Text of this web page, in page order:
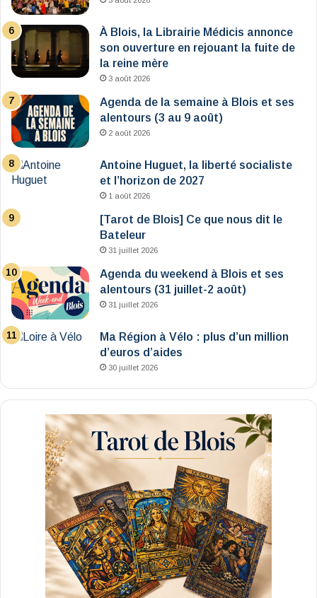
À Blois, la Librairie Médicis annonce
son ouverture en rejouant la fuite de
la reine mère
3 août 2026
Agenda de la semaine à Blois et ses
alentours (3 au 9 août)
2 août 2026
Antoine Huguet, la liberté socialiste
et l’horizon de 2027
1 août 2026
[Tarot de Blois] Ce que nous dit le
Bateleur
31 juillet 2026
Agenda du weekend à Blois et ses
alentours (31 juillet-2 août)
31 juillet 2026
Ma Région à Vélo : plus d’un million
d’euros d’aides
30 juillet 2026